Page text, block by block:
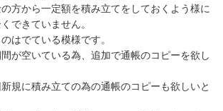
方から一定額を積み立てをしておくよう様に
できていません。
はでている模様です。
が空いている為、追加で通帳のコピーを欲し
規に積み立ての為の通帳のコピーも欲しいと